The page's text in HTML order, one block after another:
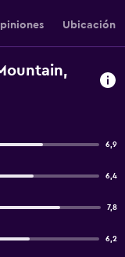
Ubicación
6,9
6,4
7,8
6,2